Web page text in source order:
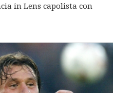
in Lens capolista con